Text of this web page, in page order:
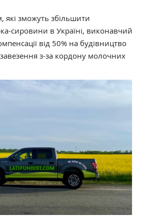
які зможуть збільшити
сировини в Україні, виконавчий
від 50% на будівництво
з-за кордону молочних